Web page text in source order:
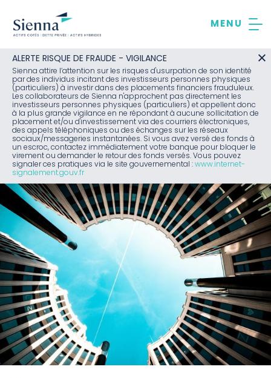
contenu
ALERTE RISQUE DE FRAUDE - VIGILANCE
Sienna attire l’attention sur les risques d'usurpation de son identité
par des individus incitant des investisseurs personnes physiques
(particuliers) à investir dans des placements financiers frauduleux.
Les collaborateurs de Sienna n'approchent pas directement les
investisseurs personnes physiques (particuliers) et appellent donc
à la plus grande vigilance en ne répondant à aucune sollicitation de
placement et/ou d'investissement via des courriers électroniques,
des appels téléphoniques ou des échanges sur les réseaux
sociaux/messageries instantanées. Si vous avez versé des fonds à
un escroc, contactez immédiatement votre banque pour bloquer le
virement ou demander le retour des fonds versés. Vous pouvez
signaler ces pratiques via le site gouvernemental : www.internet-
signalement.gouv.fr